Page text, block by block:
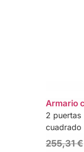
Armario
2 puertas
cuadrado
255,31€